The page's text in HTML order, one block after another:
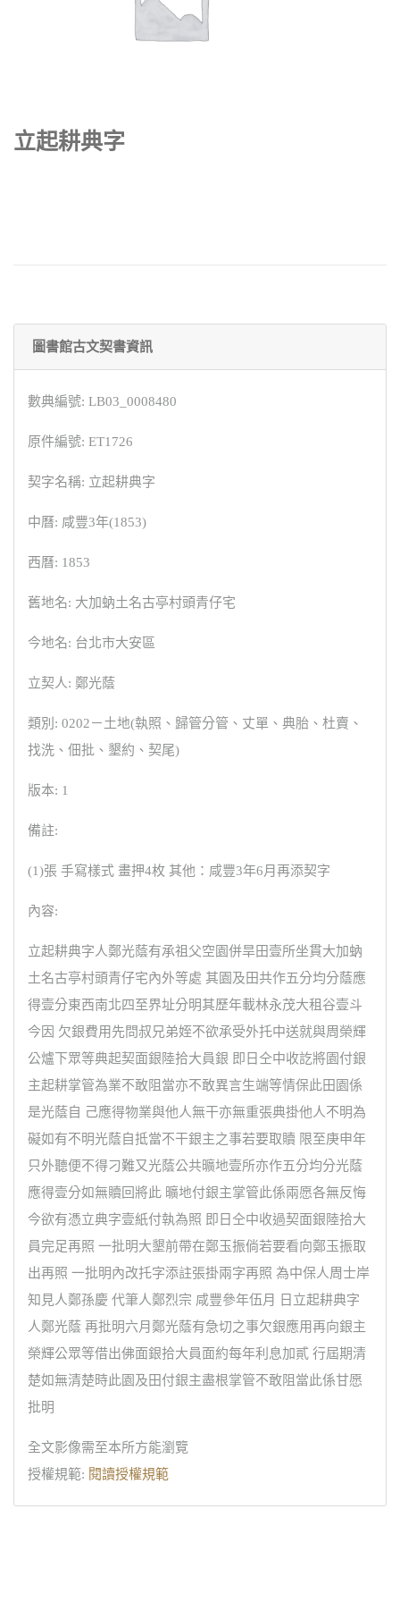
立起耕典字
圖書館古文契書資訊
數典編號: LB03_0008480
原件編號: ET1726
契字名稱: 立起耕典字
中曆: 咸豐3年(1853)
西曆: 1853
舊地名: 大加蚋土名古亭村頭青仔宅
今地名: 台北市大安區
立契人: 鄭光蔭
類別: 0202－土地(執照、歸管分管、丈單、典胎、杜賣、
找洗、佃批、墾約、契尾)
版本: 1
備註:
(1)張 手寫樣式 畫押4枚 其他：咸豐3年6月再添契字
內容:
立起耕典字人鄭光蔭有承祖父空園併旱田壹所坐貫大加蚋
土名古亭村頭青仔宅內外等處 其園及田共作五分均分蔭應
得壹分東西南北四至界址分明其歷年載林永茂大租谷壹斗
今因 欠銀費用先問叔兄弟姪不欲承受外托中送就與周榮輝
公爐下眾等典起契面銀陸拾大員銀 即日仝中收訖將園付銀
主起耕掌管為業不敢阻當亦不敢異言生端等情保此田園係
是光蔭自 己應得物業與他人無干亦無重張典掛他人不明為
礙如有不明光蔭自抵當不干銀主之事若要取贖 限至庚申年
只外聽便不得刁難又光蔭公共曠地壹所亦作五分均分光蔭
應得壹分如無贖回將此 曠地付銀主掌管此係兩愿各無反悔
今欲有憑立典字壹紙付執為照 即日仝中收過契面銀陸拾大
員完足再照 一批明大墾前帶在鄭玉振倘若要看向鄭玉振取
出再照 一批明內改托字添註張掛兩字再照 為中保人周士岸
知見人鄭孫慶 代筆人鄭烈宗 咸豐參年伍月 日立起耕典字
人鄭光蔭 再批明六月鄭光蔭有急切之事欠銀應用再向銀主
榮輝公眾等借出佛面銀拾大員面約每年利息加貳 行屆期清
楚如無清楚時此園及田付銀主盡根掌管不敢阻當此係甘愿
批明
全文影像需至本所方能瀏覽
授權規範: 閱讀授權規範